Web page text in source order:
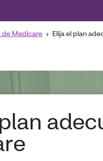
de Medicare Elija el plan